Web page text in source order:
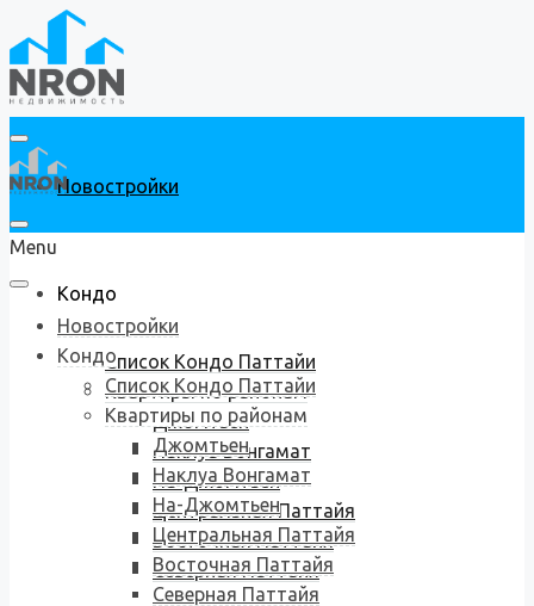
Новостройки
Кондо
Список Кондо Паттайи
Квартиры по районам
Джомтьен
Наклуа Вонгамат
На-Джомтьен
Центральная Паттайя
Восточная Паттайя
Северная Паттайя
Menu
Новостройки
Кондо
Список Кондо Паттайи
Квартиры по районам
Джомтьен
Наклуа Вонгамат
На-Джомтьен
Центральная Паттайя
Восточная Паттайя
Северная Паттайя